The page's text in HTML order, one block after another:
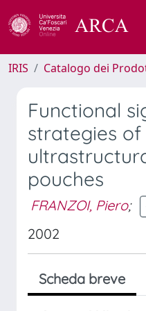
IRIS Catalogo dei
Functional
strategies of
pouches
FRANZOI, Piero;
2002
Scheda breve